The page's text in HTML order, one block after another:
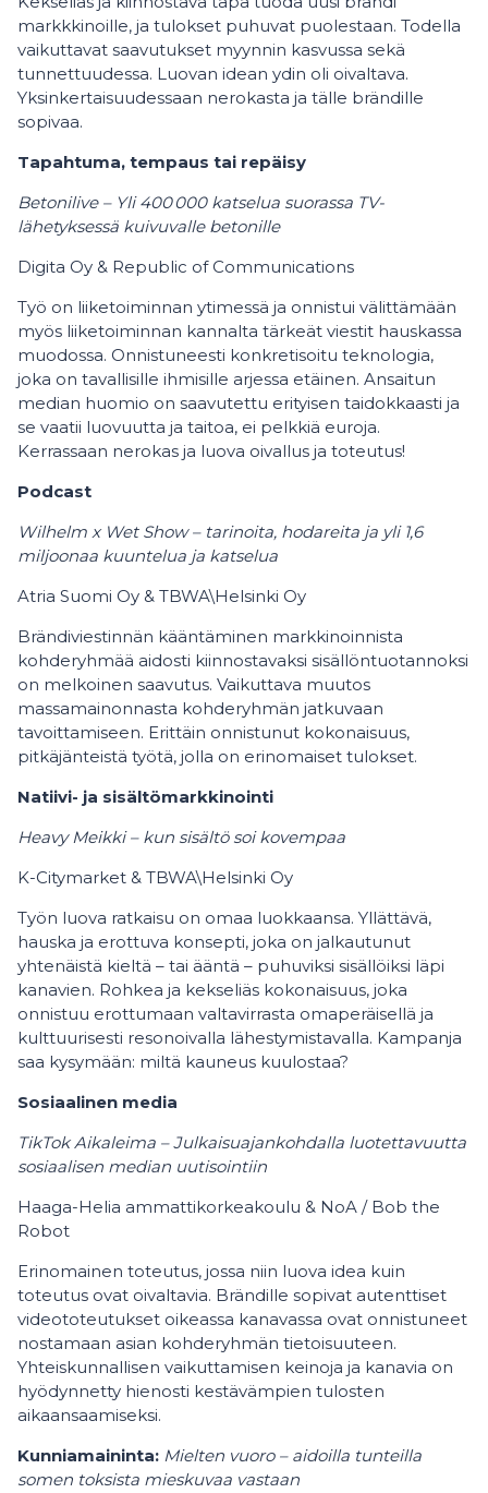
markkkinoille, ja tulokset puhuvat puolestaan. Todella
vaikuttavat saavutukset myynnin kasvussa sekä
tunnettuudessa. Luovan idean ydin oli oivaltava.
Yksinkertaisuudessaan nerokasta ja tälle brändille
sopivaa.
Tapahtuma, tempaus tai repäisy
Betonilive – Yli 400000 katselua suorassa TV-
lähetyksessä kuivuvalle betonille
Digita Oy & Republic of Communications
Työ on liiketoiminnan ytimessä ja onnistui välittämään
myös liiketoiminnan kannalta tärkeät viestit hauskassa
muodossa. Onnistuneesti konkretisoitu teknologia,
joka on tavallisille ihmisille arjessa etäinen. Ansaitun
median huomio on saavutettu erityisen taidokkaasti ja
se vaatii luovuutta ja taitoa, ei pelkkiä euroja.
Kerrassaan nerokas ja luova oivallus ja toteutus!
Podcast
Wilhelm x Wet Show – tarinoita, hodareita ja yli 1,6
miljoonaa kuuntelua ja katselua
Atria Suomi Oy & TBWA\Helsinki Oy
Brändiviestinnän kääntäminen markkinoinnista
kohderyhmää aidosti kiinnostavaksi sisällöntuotannoksi
on melkoinen saavutus. Vaikuttava muutos
massamainonnasta kohderyhmän jatkuvaan
tavoittamiseen. Erittäin onnistunut kokonaisuus,
pitkäjänteistä työtä, jolla on erinomaiset tulokset.
Natiivi- ja sisältömarkkinointi
Heavy Meikki – kun sisältö soi kovempaa
K-Citymarket & TBWA\Helsinki Oy
Työn luova ratkaisu on omaa luokkaansa. Yllättävä,
hauska ja erottuva konsepti, joka on jalkautunut
yhtenäistä kieltä – tai ääntä – puhuviksi sisällöiksi läpi
kanavien. Rohkea ja kekseliäs kokonaisuus, joka
onnistuu erottumaan valtavirrasta omaperäisellä ja
kulttuurisesti resonoivalla lähestymistavalla. Kampanja
saa kysymään: miltä kauneus kuulostaa?
Sosiaalinen media
TikTok Aikaleima – Julkaisuajankohdalla luotettavuutta
sosiaalisen median uutisointiin
Haaga-Helia ammattikorkeakoulu & NoA / Bob the
Robot
Erinomainen toteutus, jossa niin luova idea kuin
toteutus ovat oivaltavia. Brändille sopivat autenttiset
videototeutukset oikeassa kanavassa ovat onnistuneet
nostamaan asian kohderyhmän tietoisuuteen.
Yhteiskunnallisen vaikuttamisen keinoja ja kanavia on
hyödynnetty hienosti kestävämpien tulosten
aikaansaamiseksi.
Kunniamaininta: Mielten vuoro – aidoilla tunteilla
somen toksista mieskuvaa vastaan